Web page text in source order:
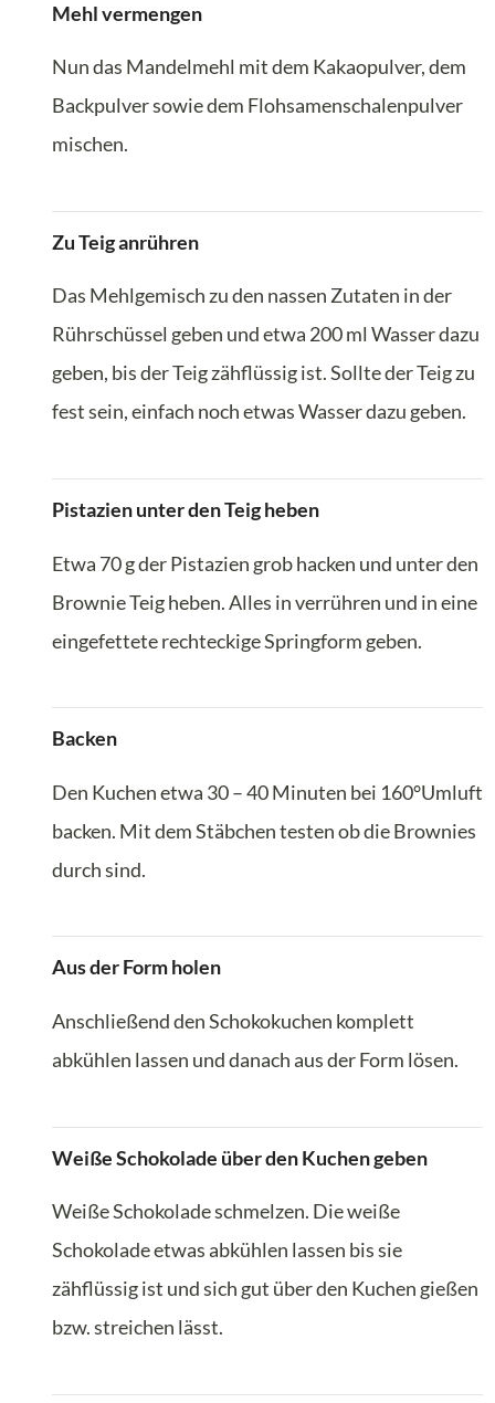
Mehl vermengen
Nun das Mandelmehl mit dem Kakaopulver, dem
Backpulver sowie dem Flohsamenschalenpulver
mischen.
Zu Teig anrühren
Das Mehlgemisch zu den nassen Zutaten in der
Rührschüssel geben und etwa 200 ml Wasser dazu
geben, bis der Teig zähflüssig ist. Sollte der Teig zu
fest sein, einfach noch etwas Wasser dazu geben.
Pistazien unter den Teig heben
Etwa 70 g der Pistazien grob hacken und unter den
Brownie Teig heben. Alles in verrühren und in eine
eingefettete rechteckige Springform geben.
Backen
Den Kuchen etwa 30 – 40 Minuten bei 160°Umluft
backen. Mit dem Stäbchen testen ob die Brownies
durch sind.
Aus der Form holen
Anschließend den Schokokuchen komplett
abkühlen lassen und danach aus der Form lösen.
Weiße Schokolade über den Kuchen geben
Weiße Schokolade schmelzen. Die weiße
Schokolade etwas abkühlen lassen bis sie
zähflüssig ist und sich gut über den Kuchen gießen
bzw. streichen lässt.